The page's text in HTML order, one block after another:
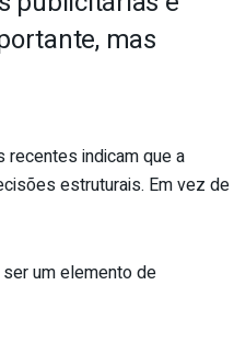
mas
recentes indicam que a
estruturais. Em vez de
um elemento de